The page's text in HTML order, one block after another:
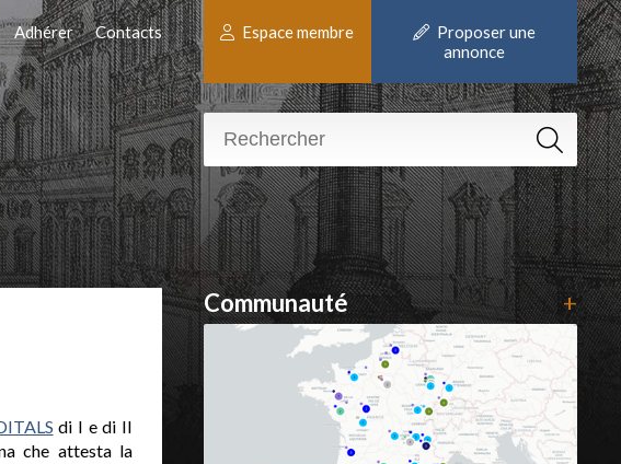
Adhérer Contacts Espace membre
Proposer une
annonce
di I e di II
che attesta la
Communauté +